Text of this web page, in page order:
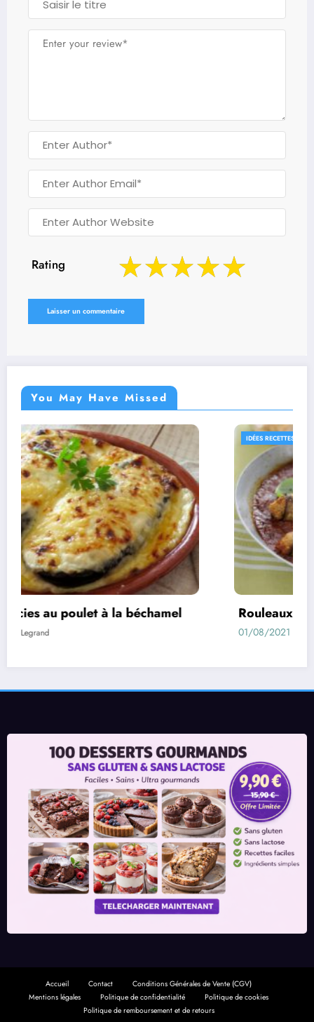
Rating
You May Have Missed
IDÉES RECETTES RECETTES
Rouleaux d’aubergines farcies
01/08/2021
Accueil Contact
Conditions Générales de Vente (CGV)
Mentions légales
Politique de confidentialité
Politique de cookies
Politique de remboursement et de retours